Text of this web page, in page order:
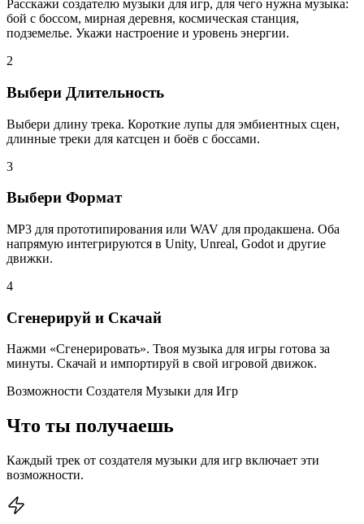
Расскажи создателю музыки для игр, для чего нужна музыка:
бой с боссом, мирная деревня, космическая станция,
подземелье. Укажи настроение и уровень энергии.
2
Выбери Длительность
Выбери длину трека. Короткие лупы для эмбиентных сцен,
длинные треки для катсцен и боёв с боссами.
3
Выбери Формат
MP3 для прототипирования или WAV для продакшена. Оба
напрямую интегрируются в Unity, Unreal, Godot и другие
движки.
4
Сгенерируй и Скачай
Нажми «Сгенерировать». Твоя музыка для игры готова за
минуты. Скачай и импортируй в свой игровой движок.
Возможности Создателя Музыки для Игр
Что ты получаешь
Каждый трек от создателя музыки для игр включает эти
возможности.